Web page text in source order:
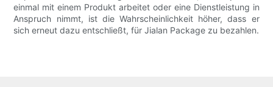
einmal mit einem Produkt arbeitet oder eine Dienstleistung in
Anspruch nimmt, ist die Wahrscheinlichkeit höher, dass er
sich erneut dazu entschließt, für Jialan Package zu bezahlen.